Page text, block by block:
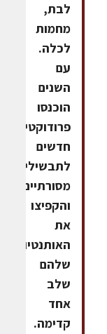
לבת,
מחמות
לכלה.
עם
השנים
הוכנסו
פרודוקטים
חדשים
לתבשילים
מסורתיים
והקפיצו
את
האותנטיות
שלהם
שלב
אחד
קדימה.